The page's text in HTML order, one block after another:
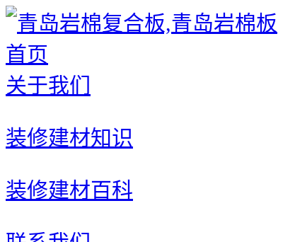
首页
关于我们
装修建材知识
装修建材百科